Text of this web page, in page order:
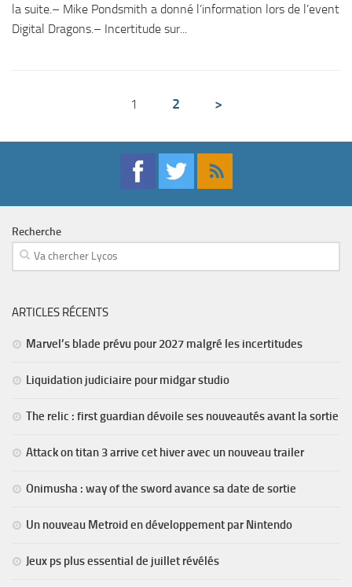
la suite.– Mike Pondsmith a donné l’information lors de l’event
Digital Dragons.– Incertitude sur...
1 2 >
Recherche
ARTICLES RÉCENTS
Marvel’s blade prévu pour 2027 malgré les incertitudes
Liquidation judiciaire pour midgar studio
The relic : first guardian dévoile ses nouveautés avant la sortie
Attack on titan 3 arrive cet hiver avec un nouveau trailer
Onimusha : way of the sword avance sa date de sortie
Un nouveau Metroid en développement par Nintendo
Jeux ps plus essential de juillet révélés